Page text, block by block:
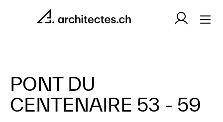
PONT DU
CENTENAIRE 53 - 59